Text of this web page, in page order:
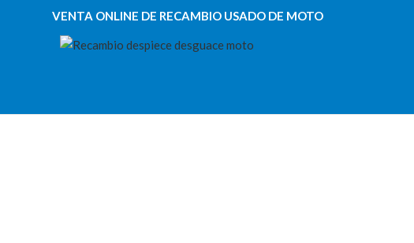
VENTA ONLINE DE RECAMBIO USADO DE MOTO